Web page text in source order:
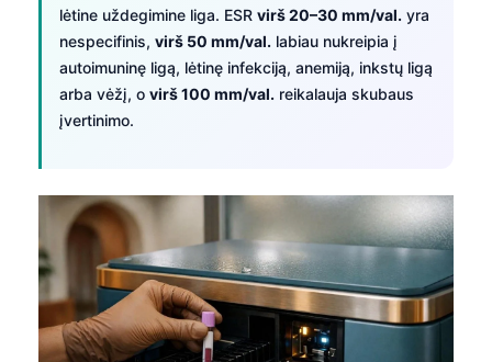
lėtine uždegimine liga. ESR virš 20–30 mm/val. yra
nespecifinis, virš 50 mm/val. labiau nukreipia į
autoimuninę ligą, lėtinę infekciją, anemiją, inkstų ligą
arba vėžį, o virš 100 mm/val. reikalauja skubaus
įvertinimo.